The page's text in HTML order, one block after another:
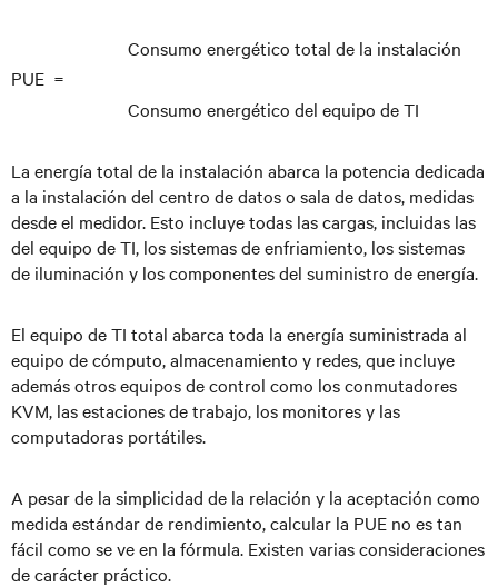
PUE =
Consumo energético total de la instalación
Consumo energético del equipo de TI
La energía total de la instalación abarca la potencia dedicada
a la instalación del centro de datos o sala de datos, medidas
desde el medidor. Esto incluye todas las cargas, incluidas las
del equipo de TI, los sistemas de enfriamiento, los sistemas
de iluminación y los componentes del suministro de energía.
El equipo de TI total abarca toda la energía suministrada al
equipo de cómputo, almacenamiento y redes, que incluye
además otros equipos de control como los conmutadores
KVM, las estaciones de trabajo, los monitores y las
computadoras portátiles.
A pesar de la simplicidad de la relación y la aceptación como
medida estándar de rendimiento, calcular la PUE no es tan
fácil como se ve en la fórmula. Existen varias consideraciones
de carácter práctico.